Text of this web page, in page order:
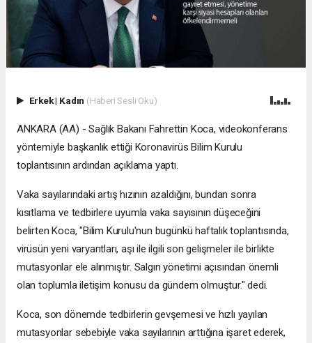
Erkek| Kadın (Haberi Sesli Oku)
ANKARA (AA) - Sağlık Bakanı Fahrettin Koca, videokonferans
yöntemiyle başkanlık ettiği Koronavirüs Bilim Kurulu
toplantısının ardından açıklama yaptı.
Vaka sayılarındaki artış hızının azaldığını, bundan sonra
kısıtlama ve tedbirlere uyumla vaka sayısının düşeceğini
belirten Koca, "Bilim Kurulu'nun bugünkü haftalık toplantısında,
virüsün yeni varyantları, aşı ile ilgili son gelişmeler ile birlikte
mutasyonlar ele alınmıştır. Salgın yönetimi açısından önemli
olan toplumla iletişim konusu da gündem olmuştur." dedi.
Koca, son dönemde tedbirlerin gevşemesi ve hızlı yayılan
mutasyonlar sebebiyle vaka sayılarının arttığına işaret ederek,